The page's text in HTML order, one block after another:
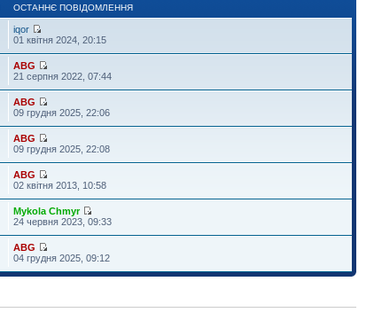
ОСТАННЄ ПОВІДОМЛЕННЯ
iqor
01 квітня 2024, 20:15
ABG
21 серпня 2022, 07:44
ABG
09 грудня 2025, 22:06
ABG
09 грудня 2025, 22:08
ABG
02 квітня 2013, 10:58
Mykola Chmyr
24 червня 2023, 09:33
ABG
04 грудня 2025, 09:12